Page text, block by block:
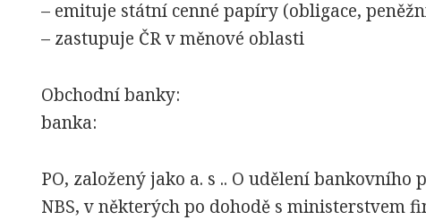
– emituje státní cenné papíry (obligace,
– zastupuje ČR v měnové oblasti
Obchodní banky:
banka:
PO, založený jako a. s .. O udělení bankovního
NBS, v některých po dohodě s ministerstvem